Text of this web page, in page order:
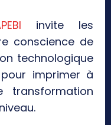
invite les
conscience de
technologique
imprimer à
transformation